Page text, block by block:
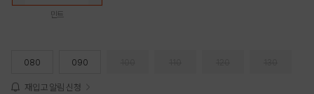
민트
080 090
재입고 알림 신청